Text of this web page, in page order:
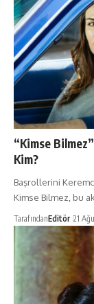
“Kimse
Kim?
Başrollerini
Kimse Bilmez, bu
TarafındanEditör 21